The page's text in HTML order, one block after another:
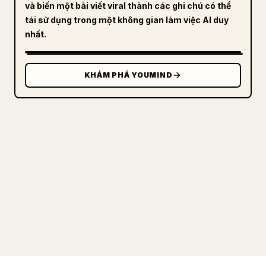
và biến một bài viết viral thành các ghi chú có thể
tái sử dụng trong một không gian làm việc AI duy
nhất.
KHÁM PHÁ YOUMIND